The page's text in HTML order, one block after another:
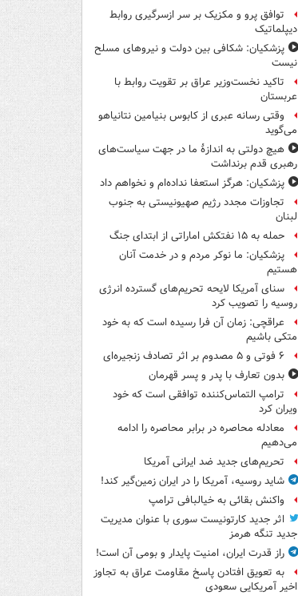
توافق پرو و مکزیک بر سر ازسرگیری روابط
دیپلماتیک
پزشکیان: شکافی بین دولت و نیروهای مسلح
نیست
تاکید نخست‌وزیر عراق بر تقویت روابط با
عربستان
وقتی رسانه عبری از کابوس بنیامین نتانیاهو
می‌گوید
هیچ دولتی به اندازۀ ما در جهت سیاست‌های
رهبری قدم برنداشت
پزشکیان: هرگز استعفا نداده‌ام و نخواهم داد
تجاوزات مجدد رژیم صهیونیستی به جنوب
لبنان
حمله به ۱۵ نفتکش‌ اماراتی از ابتدای جنگ
پزشکیان: ما نوکر مردم و در خدمت آنان
هستیم
سنای آمریکا لایحه تحریم‌های گسترده انرژی
روسیه را تصویب کرد
عراقچی: زمان آن فرا رسیده است که به خود
متکی باشیم
۶ فوتی و ۵ مصدوم بر اثر تصادف زنجیره‌ای
بدون تعارف با پدر و پسر قهرمان
ترامپ التماس‌کننده توافقی است که خود
ویران کرد
معادله محاصره در برابر محاصره را ادامه
می‌دهیم
تحریم‌های جدید ضد ایرانی آمریکا
شاید روسیه، آمریکا را در ایران زمین‌گیر کند!
واکنش بقائی به خیالبافی ترامپ
اثر جدید کارتونیست سوری با عنوان مدیریت
جدید تنگه هرمز
راز قدرت ایران، امنیت پایدار و بومی آن است!
به تعویق افتادن پاسخ مقاومت عراق به تجاوز
اخیر آمریکایی سعودی